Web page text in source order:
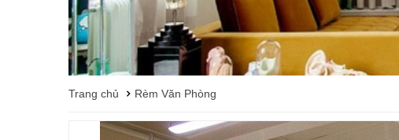
Trang chủ Rèm Văn Phòng